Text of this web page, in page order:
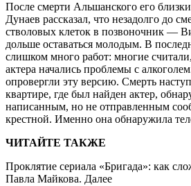
После смерти Альшанского его
Дунаев рассказал, что незадолго до
стволовых клеток в позвоночник —
дольше оставаться молодым. В
слишком много работ: многие
актера начались проблемы с
опровергли эту версию. Смерть
квартире, где был найден актер,
написанным, но не отправленным
крестной. Именно она обнаружила
ЧИТАЙТЕ ТАКЖЕ
Проклятие сериала «Бригада»: как
Павла Майкова. Далее